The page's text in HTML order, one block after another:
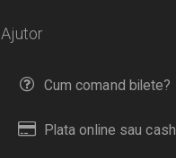
Ajutor
Cum comand bilete?
Plata online sau cash